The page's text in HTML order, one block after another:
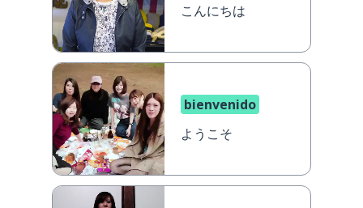
こんにちは
bienvenido
ようこそ